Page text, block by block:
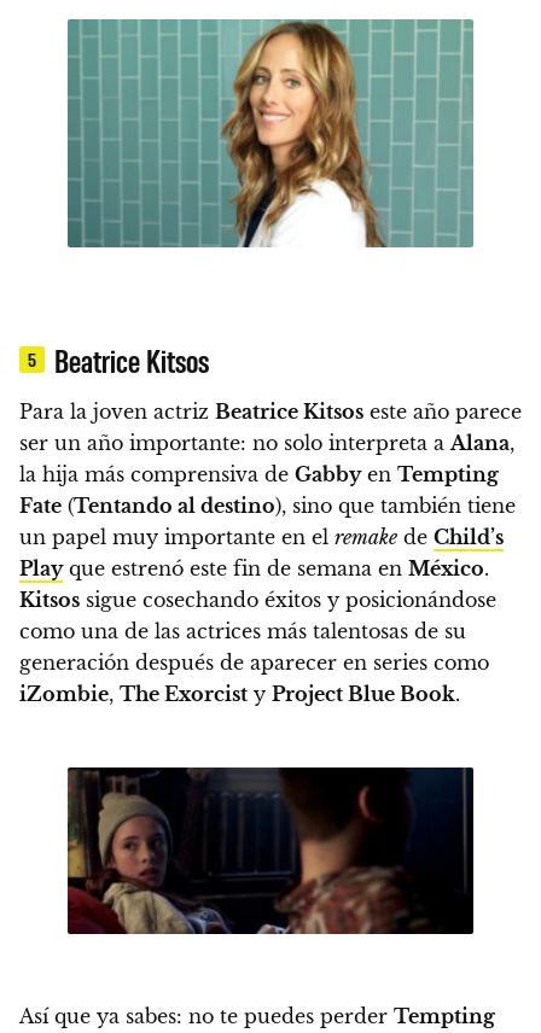
5 Beatrice Kitsos
Para la joven actriz Beatrice Kitsos este año parece
ser un año importante: no solo interpreta aAlana,
la hija más comprensiva de Gabbyen Tempting
Fate (Tentando al destino), sino que también tiene
un papel muy importante en el remake de Child’s
Playque estrenó este fin de semana en México.
Kitsos sigue cosechando éxitos y posicionándose
como una de las actrices más talentosas de su
generación después de aparecer en series como
iZombie, The Exorcist y Project Blue Book.
Así que ya sabes: no te puedes perder Tempting